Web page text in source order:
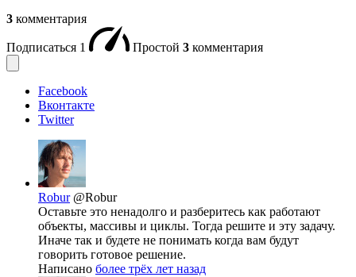
3 комментария
Подписаться 1 Простой 3 комментария
Facebook
Вконтакте
Twitter
Robur @Robur
Оставьте это ненадолго и разберитесь как работают
объекты, массивы и циклы. Тогда решите и эту задачу.
Иначе так и будете не понимать когда вам будут
говорить готовое решение.
Написано более трёх лет назад